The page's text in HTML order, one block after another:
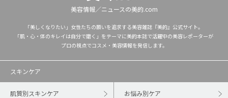
美容情報／ニュースの美的.com
「美しくなりたい」女性たちの願いを追求する美容雑誌『美的』公式サイト。
「肌・心・体のキレイは自分で磨く」をテーマに美的本誌で活躍中の美容レポーターが
プロの視点でコスメ・美容情報を発信します。
スキンケア
肌質別スキンケア お悩み別ケア